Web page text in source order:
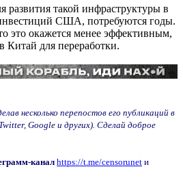
развития такой инфраструктуры в
США, потребуются годы.
это окажется менее эффективным,
Китай для переработки.
несколько перепостов его публикаций в
Google и других). Сделай доброе
канал https://t.me/censorunet и